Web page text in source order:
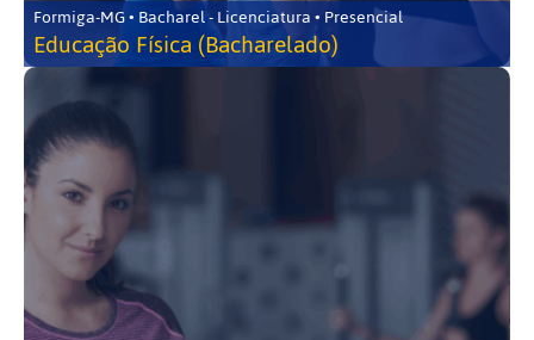
Formiga-MG • Bacharel - Licenciatura • Presencial
Educação Física (Bacharelado)